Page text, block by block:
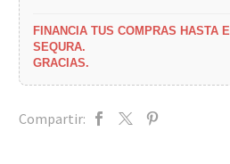
FINANCIA TUS COMPRAS HASTA
SEQURA.
GRACIAS.
Compartir: